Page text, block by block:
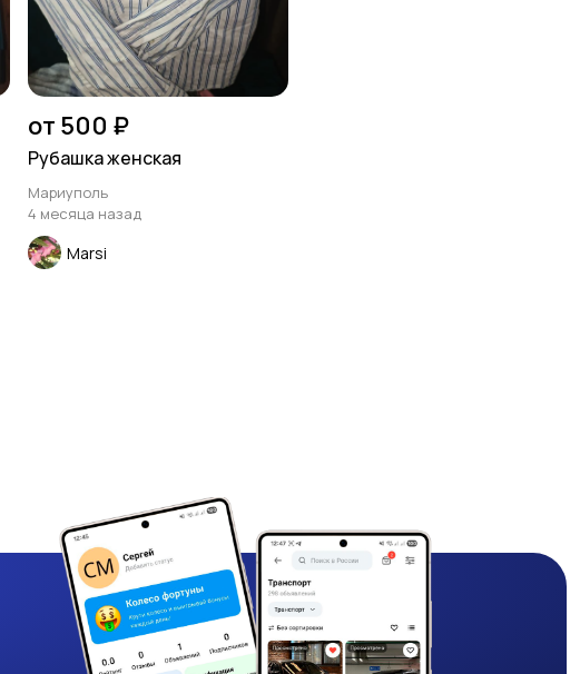
от 500 ₽
Рубашка женская
Мариуполь
4 месяца назад
Marsi